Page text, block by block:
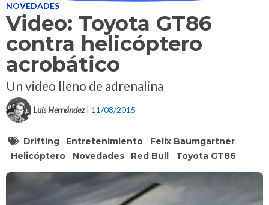
NOVEDADES
Video: Toyota GT86
contra helicóptero
acrobático
Un video lleno de adrenalina
Luis Hernández | 11/08/2015
Drifting Entretenimiento
Felix Baumgartner
Helicóptero
Novedades Red Bull Toyota GT86